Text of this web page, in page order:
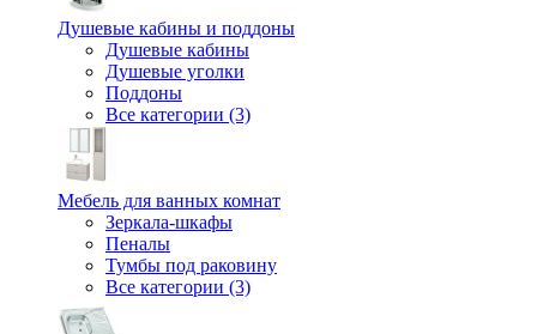
Душевые кабины и поддоны
Душевые кабины
Душевые уголки
Поддоны
Все категории (3)
Мебель для ванных комнат
Зеркала-шкафы
Пеналы
Тумбы под раковину
Все категории (3)